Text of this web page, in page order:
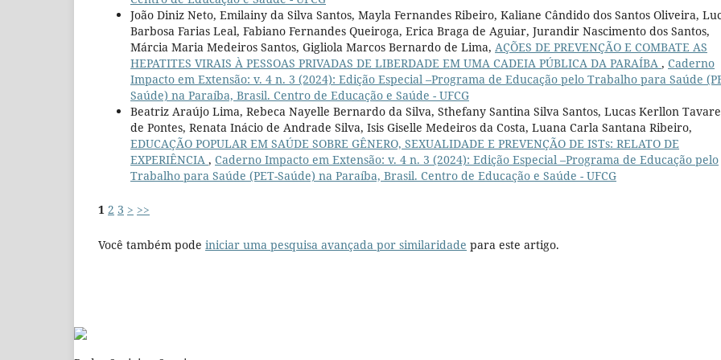
João Diniz Neto, Emilainy da Silva Santos, Mayla Fernandes Ribeiro, Kaliane Cândido dos Santos Oliveira,
Barbosa Farias Leal, Fabiano Fernandes Queiroga, Erica Braga de Aguiar, Jurandir Nascimento dos Santos,
Márcia Maria Medeiros Santos, Gigliola Marcos Bernardo de Lima, AÇÕES DE PREVENÇÃO E COMBATE AS
HEPATITES VIRAIS À PESSOAS PRIVADAS DE LIBERDADE EM UMA CADEIA PÚBLICA DA PARAÍBA , Caderno
Impacto em Extensão: v. 4 n. 3 (2024): Edição Especial –Programa de Educação pelo Trabalho para Saúde
Saúde) na Paraíba, Brasil. Centro de Educação e Saúde - UFCG
Beatriz Araújo Lima, Rebeca Nayelle Bernardo da Silva, Sthefany Santina Silva Santos, Lucas Kerllon
de Pontes, Renata Inácio de Andrade Silva, Isis Giselle Medeiros da Costa, Luana Carla Santana Ribeiro,
EDUCAÇÃO POPULAR EM SAÚDE SOBRE GÊNERO, SEXUALIDADE E PREVENÇÃO DE ISTs: RELATO DE
EXPERIÊNCIA , Caderno Impacto em Extensão: v. 4 n. 3 (2024): Edição Especial –Programa de Educação pelo
Trabalho para Saúde (PET-Saúde) na Paraíba, Brasil. Centro de Educação e Saúde - UFCG
1 2 3 > >>
Você também pode iniciar uma pesquisa avançada por similaridade para este artigo.